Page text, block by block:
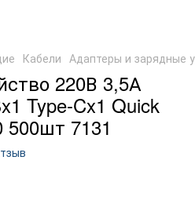
Кабели Адаптеры и зарядные
220В 3,5А
Type-Cx1 Quick
500шт 7131